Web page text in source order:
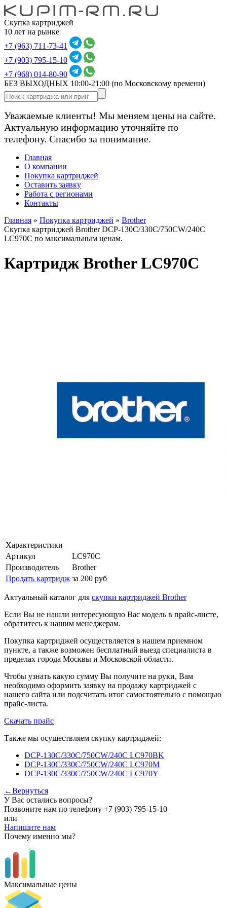
Скупка картриджей
10 лет на рынке
+7 (963) 711-73-41
+7 (903) 795-15-10
+7 (968) 014-80-90
БЕЗ ВЫХОДНЫХ 10:00-21:00 (по Московскому времени)
Уважаемые клиенты! Мы меняем цены на сайте.
Актуальную информацию уточняйте по
телефону. Спасибо за понимание.
Главная
О компании
Покупка картриджей
Оставить заявку
Работа с регионами
Контакты
Главная » Покупка картриджей » Brother
Скупка картриджей Brother DCP-130C/330C/750CW/240C
LC970C по максимальным ценам.
Картридж Brother LC970C
Характеристики
Артикул
LC970C
Производитель
Brother
Продать картридж за 200 руб
Актуальный каталог для скупки картриджей Brother
Если Вы не нашли интересующую Вас модель в прайс-листе,
обратитесь к нашим менеджерам.
Покупка картриджей осуществляется в нашем приемном
пункте, а также возможен бесплатный выезд специалиста в
пределах города Москвы и Московской области.
Чтобы узнать какую сумму Вы получите на руки, Вам
необходимо оформить заявку на продажу картриджей с
нашего сайта или подсчитать итог самостоятельно с помощью
прайс-листа.
Скачать прайс
Также мы осуществляем скупку картриджей:
DCP-130C/330C/750CW/240C LC970BK
DCP-130C/330C/750CW/240C LC970M
DCP-130C/330C/750CW/240C LC970Y
←Вернуться
У Вас остались вопросы?
Позвоните нам по телефону +7 (903) 795-15-10
или
Напишите нам
Почему именно мы?
Максимальные цены